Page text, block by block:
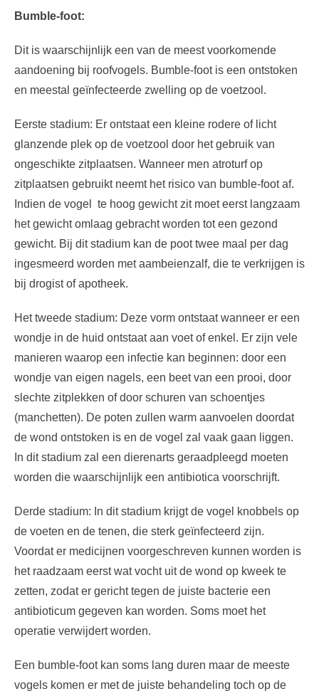
Bumble-foot:
Dit is waarschijnlijk een van de meest voorkomende
aandoening bij roofvogels. Bumble-foot is een ontstoken
en meestal geïnfecteerde zwelling op de voetzool.
Eerste stadium: Er ontstaat een kleine rodere of licht
glanzende plek op de voetzool door het gebruik van
ongeschikte zitplaatsen. Wanneer men atroturf op
zitplaatsen gebruikt neemt het risico van bumble-foot af.
Indien de vogel te hoog gewicht zit moet eerst langzaam
het gewicht omlaag gebracht worden tot een gezond
gewicht. Bij dit stadium kan de poot twee maal per dag
ingesmeerd worden met aambeienzalf, die te verkrijgen is
bij drogist of apotheek.
Het tweede stadium: Deze vorm ontstaat wanneer er een
wondje in de huid ontstaat aan voet of enkel. Er zijn vele
manieren waarop een infectie kan beginnen: door een
wondje van eigen nagels, een beet van een prooi, door
slechte zitplekken of door schuren van schoentjes
(manchetten). De poten zullen warm aanvoelen doordat
de wond ontstoken is en de vogel zal vaak gaan liggen.
In dit stadium zal een dierenarts geraadpleegd moeten
worden die waarschijnlijk een antibiotica voorschrijft.
Derde stadium: In dit stadium krijgt de vogel knobbels op
de voeten en de tenen, die sterk geïnfecteerd zijn.
Voordat er medicijnen voorgeschreven kunnen worden is
het raadzaam eerst wat vocht uit de wond op kweek te
zetten, zodat er gericht tegen de juiste bacterie een
antibioticum gegeven kan worden. Soms moet het
operatie verwijdert worden.
Een bumble-foot kan soms lang duren maar de meeste
vogels komen er met de juiste behandeling toch op de